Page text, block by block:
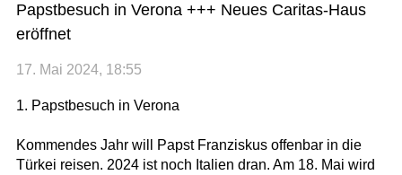
Papstbesuch in Verona +++ Neues Caritas-Haus
eröffnet
17. Mai 2024, 18:55
1. Papstbesuch in Verona
Kommendes Jahr will Papst Franziskus offenbar in die
Türkei reisen. 2024 ist noch Italien dran. Am 18. Mai wird